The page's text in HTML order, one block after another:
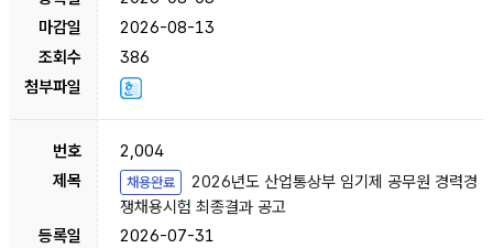
2026-08-13
386
2,004
채용완료
2026년도 산업통상부 임기제 공무원 경력경
쟁채용시험 최종결과 공고
2026-07-31